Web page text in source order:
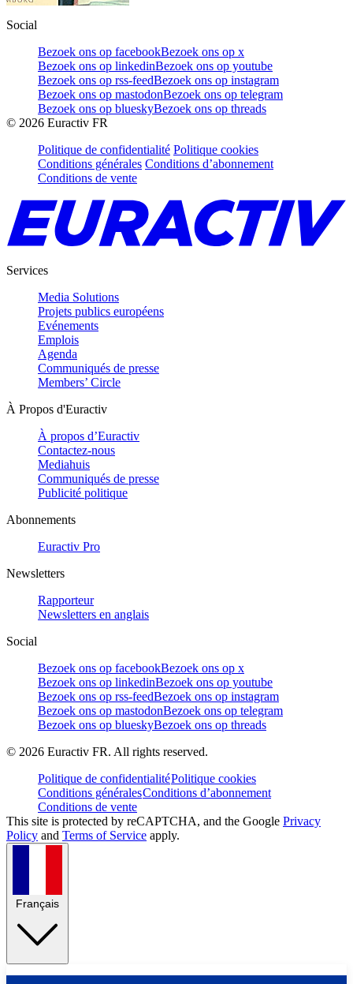
Social
Bezoek ons op facebookBezoek ons op x
Bezoek ons op linkedinBezoek ons op youtube
Bezoek ons op rss-feedBezoek ons op instagram
Bezoek ons op mastodonBezoek ons op telegram
Bezoek ons op blueskyBezoek ons op threads
© 2026 Euractiv FR
Politique de confidentialité Politique cookies
Conditions générales Conditions d’abonnement
Conditions de vente
Services
Media Solutions
Projets publics européens
Evénements
Emplois
Agenda
Communiqués de presse
Members’ Circle
À Propos d'Euractiv
À propos d’Euractiv
Contactez-nous
Mediahuis
Communiqués de presse
Publicité politique
Abonnements
Euractiv Pro
Newsletters
Rapporteur
Newsletters en anglais
Social
Bezoek ons op facebookBezoek ons op x
Bezoek ons op linkedinBezoek ons op youtube
Bezoek ons op rss-feedBezoek ons op instagram
Bezoek ons op mastodonBezoek ons op telegram
Bezoek ons op blueskyBezoek ons op threads
© 2026 Euractiv FR. All rights reserved.
Politique de confidentialitéPolitique cookies
Conditions généralesConditions d’abonnement
Conditions de vente
This site is protected by reCAPTCHA, and the Google Privacy
Policy and Terms of Service apply.
Français